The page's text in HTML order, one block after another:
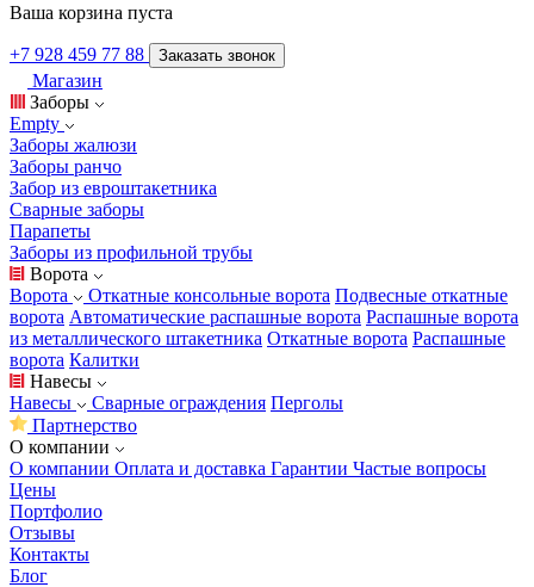
Ваша корзина пуста
+7 928 459 77 88 Заказать звонок
Магазин
Заборы
Empty
Заборы жалюзи
Заборы ранчо
Забор из евроштакетника
Сварные заборы
Парапеты
Заборы из профильной трубы
Ворота
Ворота
Откатные консольные ворота Подвесные откатные
ворота Автоматические распашные ворота Распашные ворота
из металлического штакетника Откатные ворота Распашные
ворота Калитки
Навесы
Навесы
Сварные ограждения Перголы
Партнерство
О компании
О компании Оплата и доставка Гарантии Частые вопросы
Цены
Портфолио
Отзывы
Контакты
Блог